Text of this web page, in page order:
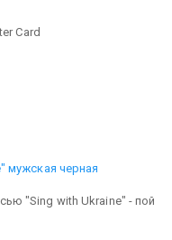
Card
мужская черная
"Sing with Ukraine" - пой